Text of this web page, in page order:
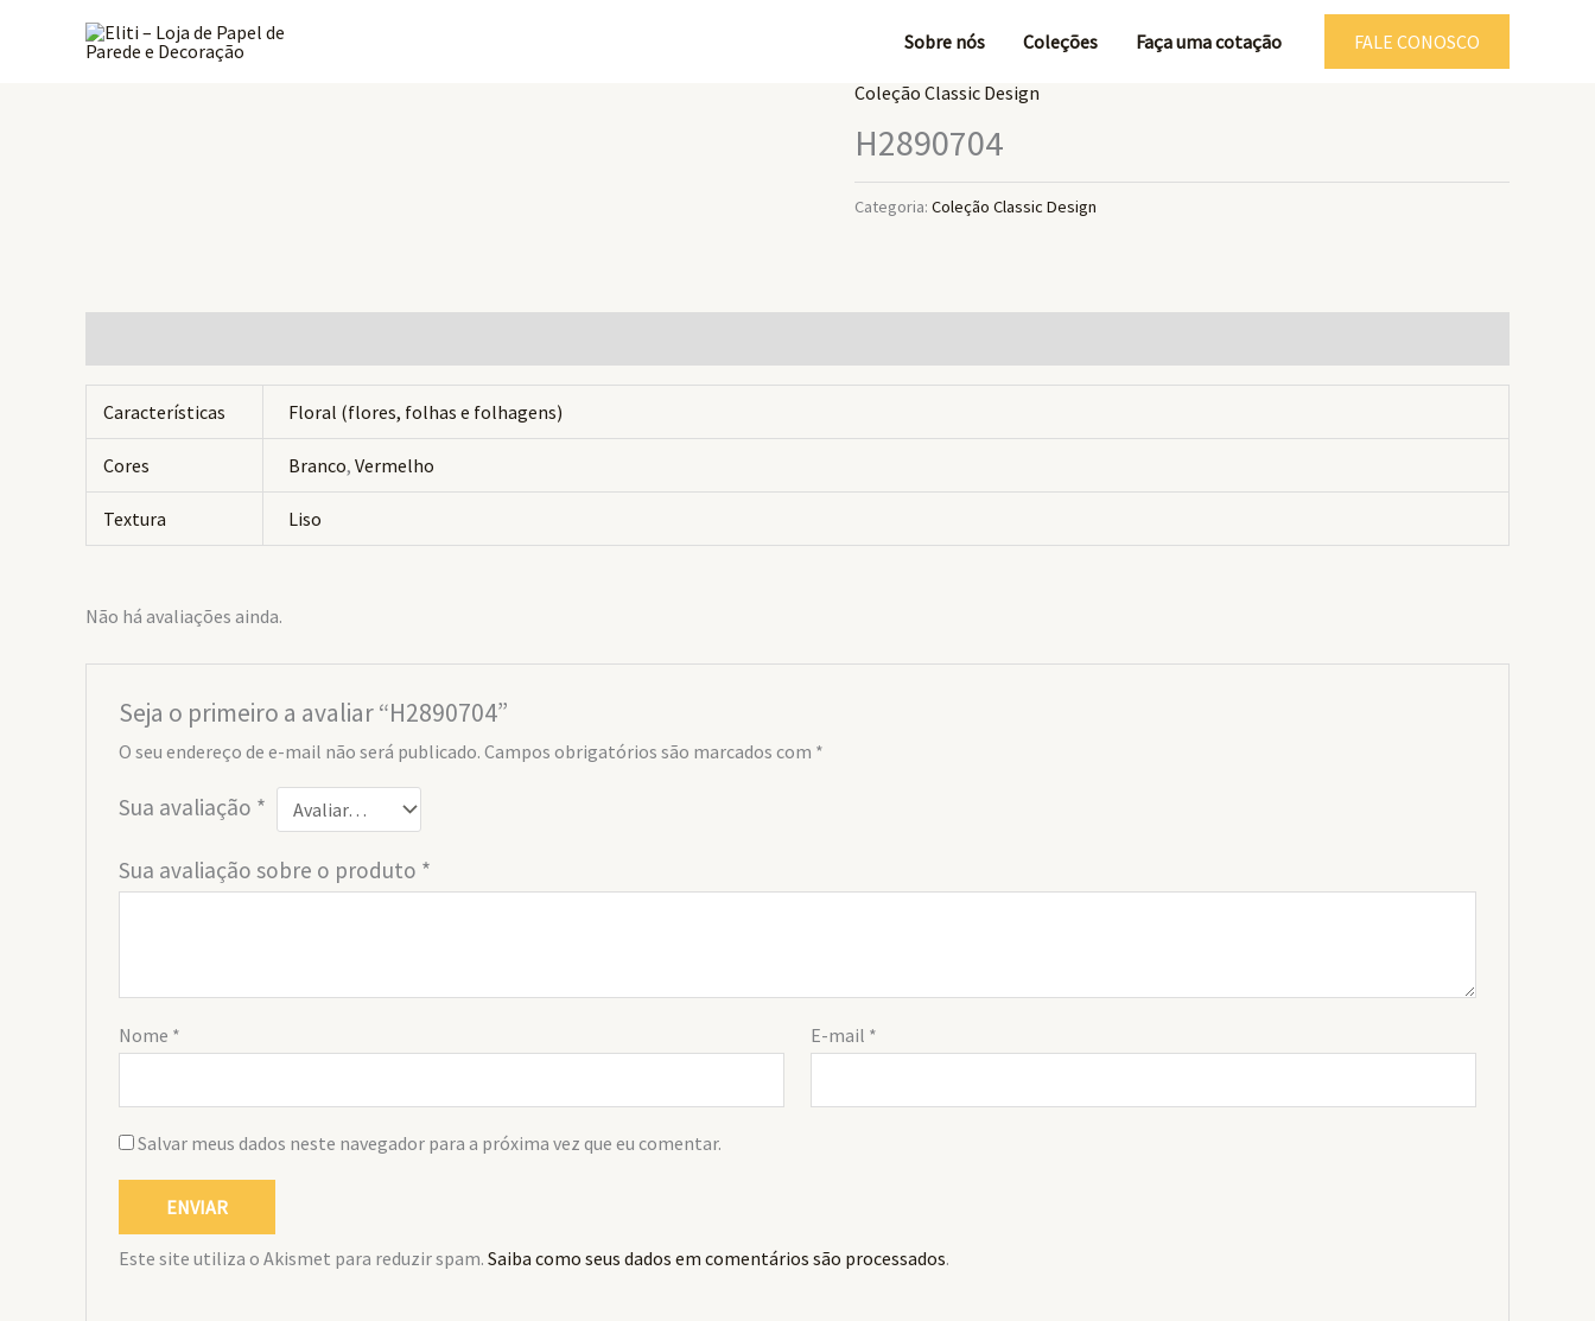
Sobre nós Coleções Faça uma cotação FALE CONOSCO
Coleção Classic Design
H2890704
Categoria: Coleção Classic Design
Características Floral (flores, folhas e folhagens)
Cores Branco,Vermelho
Textura Liso
Não há avaliações ainda.
Seja o primeiro a avaliar “H2890704”
O seu endereço de e-mail não será publicado. Campos obrigatórios são marcados com *
Sua avaliação *
Sua avaliação sobre o produto *
Nome * E-mail *
Salvar meus dados neste navegador para a próxima vez que eu comentar.
Este site utiliza o Akismet para reduzir spam. Saiba como seus dados em comentários são processados.